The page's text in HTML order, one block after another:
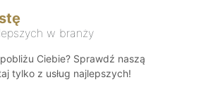
w branży
Ciebie? Sprawdź naszą
tylko z usług najlepszych!